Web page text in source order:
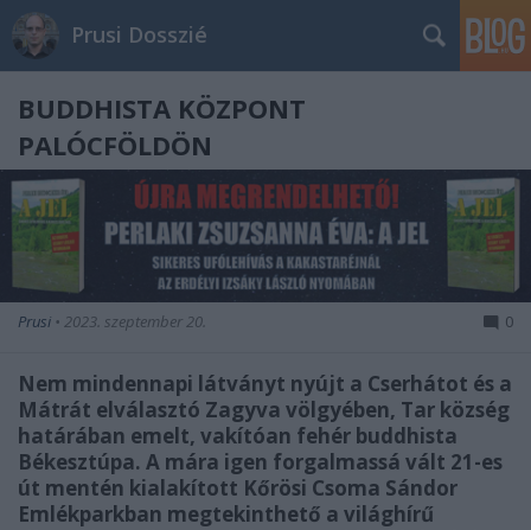
Prusi Dosszié
BUDDHISTA KÖZPONT
PALÓCFÖLDÖN
Prusi • 2023. szeptember 20. 0
Nem mindennapi látványt nyújt a Cserhátot és a
Mátrát elválasztó Zagyva völgyében, Tar község
határában emelt, vakítóan fehér buddhista
Békesztúpa. A mára igen forgalmassá vált 21-es
út mentén kialakított Kőrösi Csoma Sándor
Emlékparkban megtekinthető a világhírű